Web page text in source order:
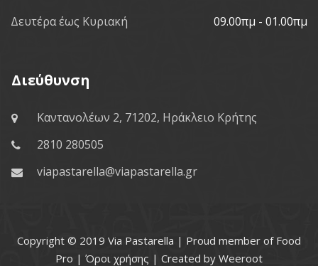
Δευτέρα έως Κυριακή 09.00πμ - 01.00πμ
Διεύθυνση
Καντανολέων 2, 71202, Ηράκλειο Κρήτης
2810 280505
viapastarella@viapastarella.gr
Copyright © 2019 Via Pastarella | Proud member of Food
Pro | Όροι χρήσης | Created by Weeroot